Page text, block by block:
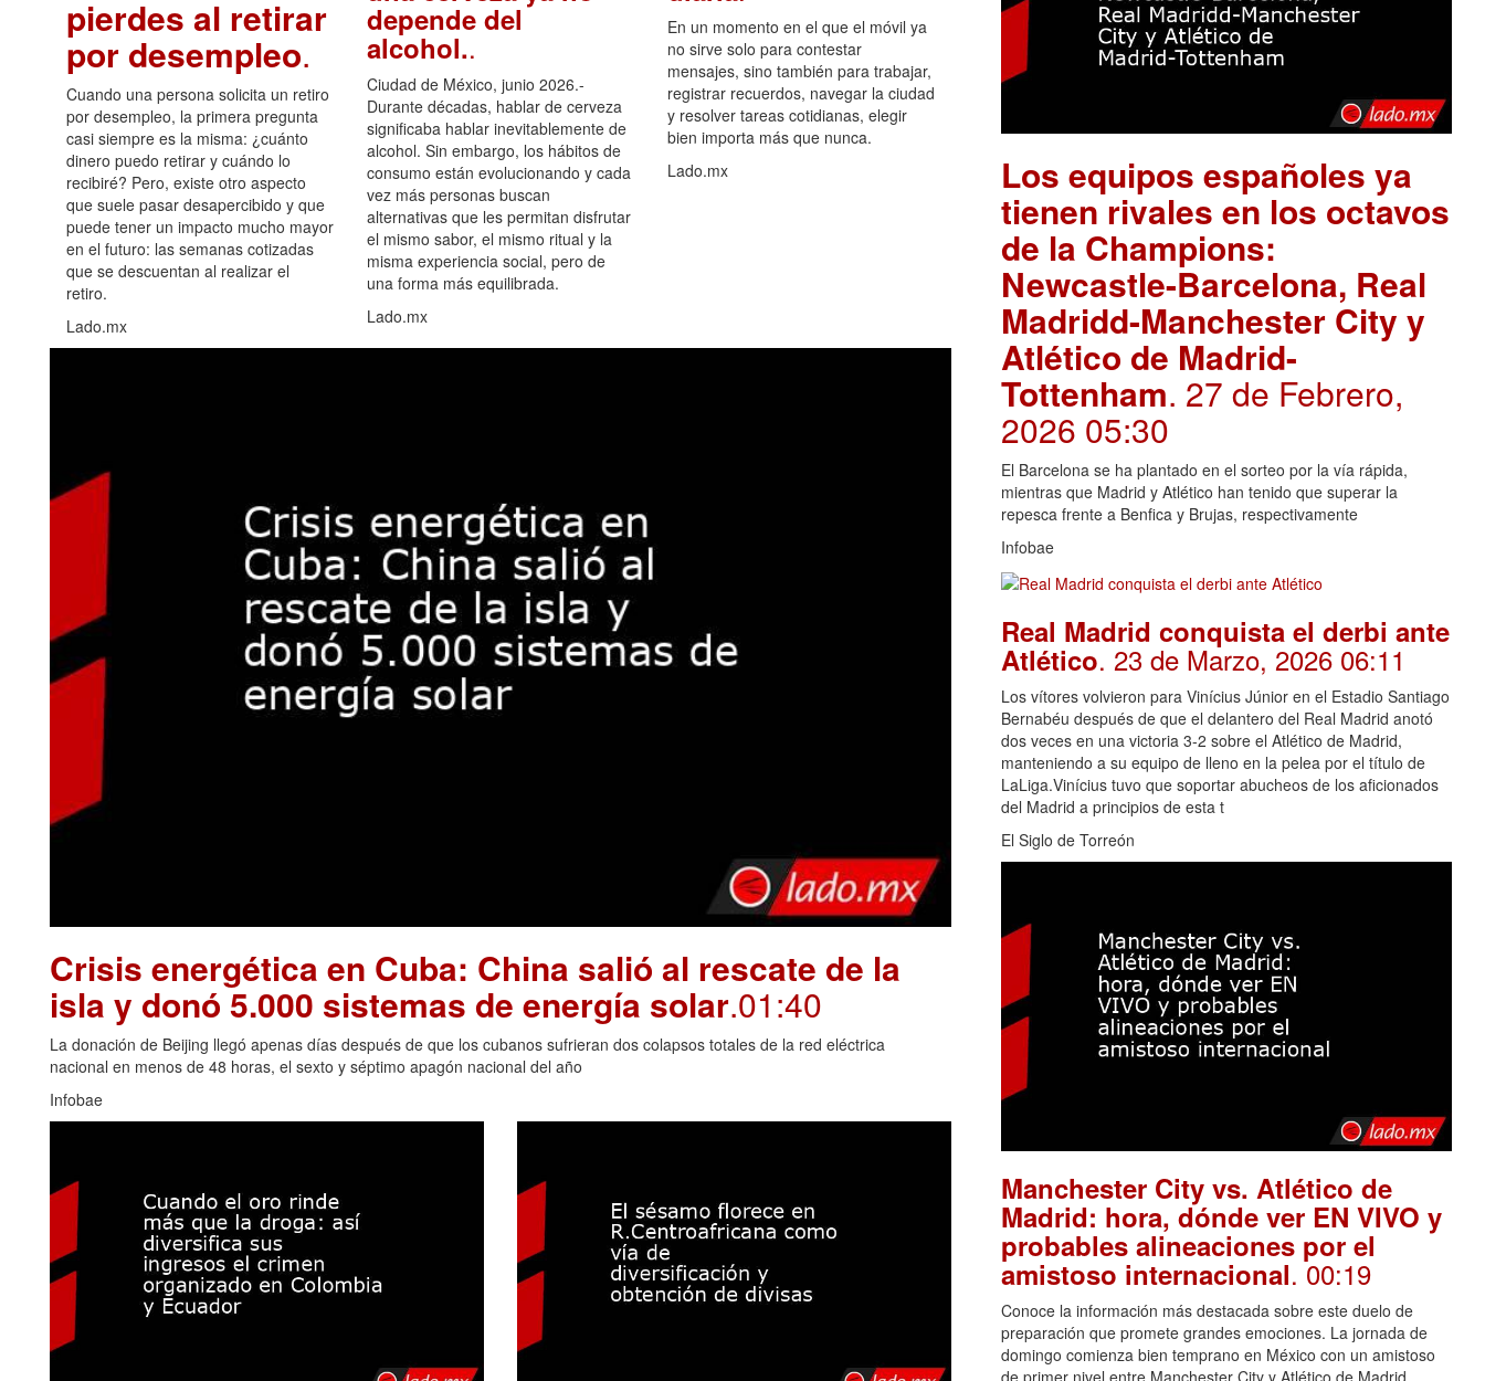
pierdes al retirar
por desempleo.
Cuando una persona solicita un retiro
por desempleo, la primera pregunta
casi siempre es la misma: ¿cuánto
dinero puedo retirar y cuándo lo
recibiré? Pero, existe otro aspecto
que suele pasar desapercibido y que
puede tener un impacto mucho mayor
en el futuro: las semanas cotizadas
que se descuentan al realizar el
retiro.
Lado.mx
depende del
alcohol..
Ciudad de México, junio 2026.-
Durante décadas, hablar de cerveza
significaba hablar inevitablemente de
alcohol. Sin embargo, los hábitos de
consumo están evolucionando y cada
vez más personas buscan
alternativas que les permitan disfrutar
el mismo sabor, el mismo ritual y la
misma experiencia social, pero de
una forma más equilibrada.
Lado.mx
En un momento en el que el móvil ya
no sirve solo para contestar
mensajes, sino también para trabajar,
registrar recuerdos, navegar la ciudad
y resolver tareas cotidianas, elegir
bien importa más que nunca.
Lado.mx
Crisis energética en Cuba: China salió al rescate de la
isla y donó 5.000 sistemas de energía solar.01:40
La donación de Beijing llegó apenas días después de que los cubanos sufrieran dos colapsos totales de la red eléctrica
nacional en menos de 48 horas, el sexto y séptimo apagón nacional del año
Infobae
Los equipos españoles ya
tienen rivales en los octavos
de la Champions:
Newcastle-Barcelona, Real
Madridd-Manchester City y
Atlético de Madrid-
Tottenham. 27 de Febrero,
2026 05:30
El Barcelona se ha plantado en el sorteo por la vía rápida,
mientras que Madrid y Atlético han tenido que superar la
repesca frente a Benfica y Brujas, respectivamente
Infobae
Real Madrid conquista el derbi ante
Atlético. 23 de Marzo, 2026 06:11
Los vítores volvieron para Vinícius Júnior en el Estadio Santiago
Bernabéu después de que el delantero del Real Madrid anotó
dos veces en una victoria 3-2 sobre el Atlético de Madrid,
manteniendo a su equipo de lleno en la pelea por el título de
LaLiga.Vinícius tuvo que soportar abucheos de los aficionados
del Madrid a principios de esta t
El Siglo de Torreón
Manchester City vs. Atlético de
Madrid: hora, dónde ver EN VIVO y
probables alineaciones por el
amistoso internacional. 00:19
Conoce la información más destacada sobre este duelo de
preparación que promete grandes emociones. La jornada de
domingo comienza bien temprano en México con un amistoso
de primer nivel entre Manchester City y Atlético de Madrid.